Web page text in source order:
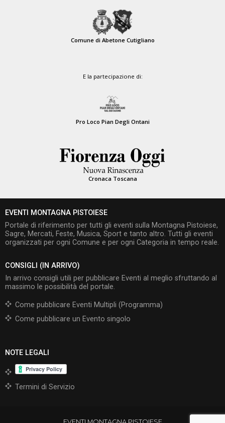
Comune di Abetone Cutigliano
E la partecipazione di:
Pro Loco Pian Degli Ontani
Cronaca Toscana
EVENTI MONTAGNA PISTOIESE
Portale di riferimento per tutti gli eventi sulla Montagna Pistoiese,
Sagre, Mercati, Feste, Musica, Sport e tanto altro. Tutti gli eventi
organizzati per ogni Comune e per ogni Categoria in tempo reale.
CONSIGLI (IN ARRIVO)
In arrivo consigli utili per pubblicare Eventi al meglio sfruttando al
massimo le possibilità del portale.
Come pubblicare Eventi Multipli (Programma)
Come pubblicare un Evento singolo
NOTE LEGALI
Termini di Servizio